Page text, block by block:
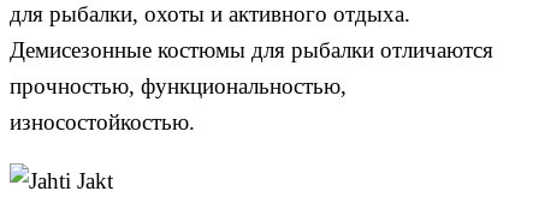
для рыбалки, охоты и активного отдыха.
Демисезонные костюмы для рыбалки отличаются
прочностью, функциональностью,
износостойкостью.